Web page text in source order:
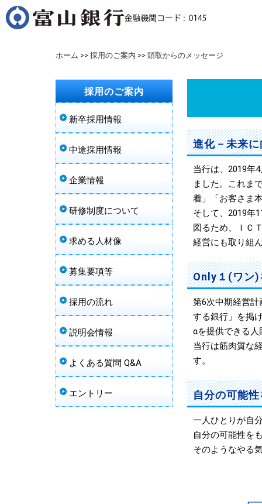
ホーム >> 採用のご案内 >> 頭取からのメッセージ
進化－未来
当行は、2019年
ました。これま
着」「お客さま
そして、2019年
図るため、ＩＣ
経営にも取り組
Only１(ワン)
第6次中期経営
する銀行」を掲
αを提供できる
当行は筋肉質な
す。
自分の可能
一人ひとりが自
自分の可能性を
そのようなやる
採用のご案内
新卒採用情報
中途採用情報
企業情報
研修制度について
求める人材像
募集要項等
採用の流れ
説明会情報
よくある質問 Q&A
エントリー